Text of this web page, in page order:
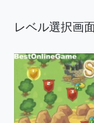
レベル選択画